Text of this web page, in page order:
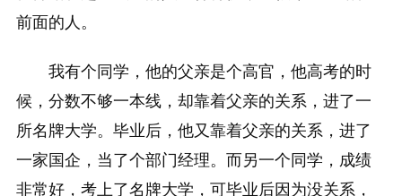
前面的人。
我有个同学，他的父亲是个高官，他高考的时
候，分数不够一本线，却靠着父亲的关系，进了一
所名牌大学。毕业后，他又靠着父亲的关系，进了
一家国企，当了个部门经理。而另一个同学，成绩
非常好，考上了名牌大学，可毕业后因为没关系，